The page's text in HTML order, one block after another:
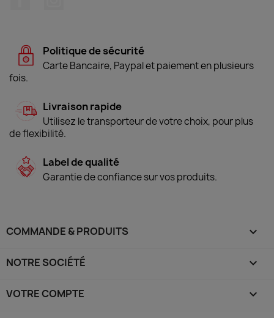
Politique de sécurité
Carte Bancaire, Paypal et paiement en plusieurs
fois.
Livraison rapide
Utilisez le transporteur de votre choix, pour plus
de flexibilité.
Label de qualité
Garantie de confiance sur vos produits.
COMMANDE & PRODUITS 
NOTRE SOCIÉTÉ 
VOTRE COMPTE 